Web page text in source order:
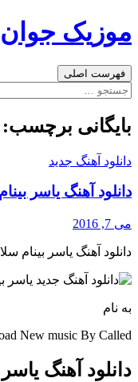
به
موزیک جوان
جست‌وجو
فهرست اصلی
جستجو
بایگانی برچسب: s
دانلود آهنگ جدید
دانلود آهنگ یاسر
می 7, 2016
دانلود آهنگ یاسر بینام
به نام
New music By Called
دانلود آهنگ